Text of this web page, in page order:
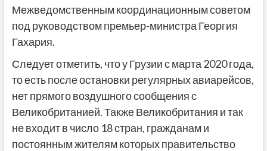
Межведомственным координационным советом
под руководством премьер-министра Георгия
Гахария.
Следует отметить, что у Грузии с марта 2020 года,
то есть после остановки регулярных авиарейсов,
нет прямого воздушного сообщения с
Великобританией. Также Великобритания и так
не входит в число 18 стран, гражданам и
постоянным жителям которых правительство